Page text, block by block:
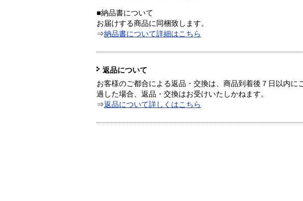
■納品書について
お届けする商品に同梱致します。
⇒納品書について詳細はこちら
返品について
お客様のご都合による返品・交換は、商品到着後７日以内
過した場合、返品・交換はお受けいたしかねます。
⇒返品について詳しくはこちら